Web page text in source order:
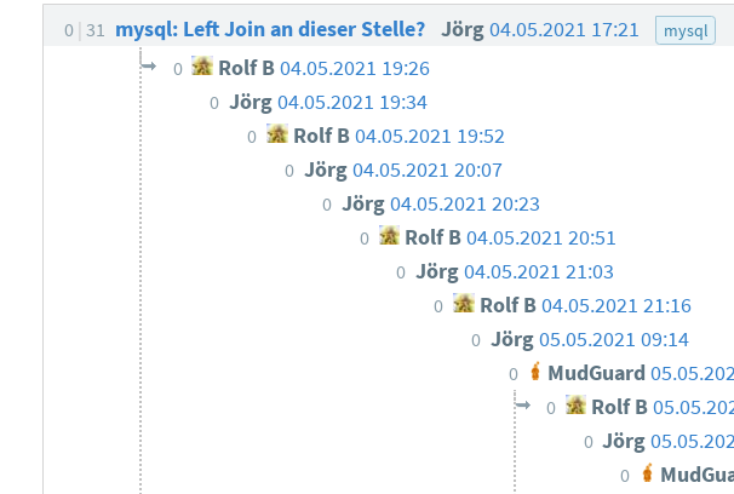
0 31 mysql: Left Join an dieser Stelle? Jörg04.05.2021 17:21 mysql
0 Rolf B04.05.2021 19:26
0 Jörg04.05.2021 19:34
0 Rolf B04.05.2021 19:52
0 Jörg04.05.2021 20:07
0 Jörg04.05.2021 20:23
0 Rolf B04.05.2021 20:51
0 Jörg04.05.2021 21:03
0 Rolf B04.05.2021 21:16
0 Jörg05.05.2021 09:14
0 MudGuard
0 Rolf B
0 Jörg
0